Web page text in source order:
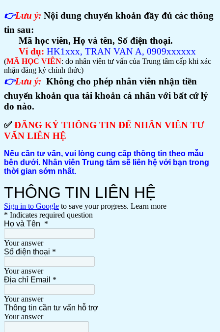
👉Lưu ý: Nội dung chuyển khoản đầy đủ các thông
tin sau:
Mã học viên, Họ và tên, Số điện thoại.
Ví dụ: HK1xxx, TRAN VAN A, 0909xxxxxx
(MÃ HỌC VIÊN: do nhân viên tư vấn của Trung tâm cấp khi xác
nhận đăng ký chính thức)
👉Lưu ý: Không cho phép nhân viên nhận tiền
chuyển khoản qua tài khoản cá nhân với bất cứ lý
do nào.
✅ĐĂNG KÝ THÔNG TIN ĐỂ NHÂN VIÊN TƯ
VẤN LIÊN HỆ
Nếu cần tư vấn, vui lòng cung cấp thông tin theo mẫu
bên dưới. Nhân viên Trung tâm sẽ liên hệ với bạn trong
thời gian sớm nhất.